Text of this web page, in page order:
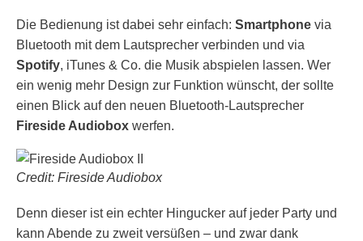
Die Bedienung ist dabei sehr einfach: Smartphone via
Bluetooth mit dem Lautsprecher verbinden und via
Spotify, iTunes & Co. die Musik abspielen lassen. Wer
ein wenig mehr Design zur Funktion wünscht, der sollte
einen Blick auf den neuen Bluetooth-Lautsprecher
Fireside Audiobox werfen.
Credit: Fireside Audiobox
Denn dieser ist ein echter Hingucker auf jeder Party und
kann Abende zu zweit versüßen – und zwar dank